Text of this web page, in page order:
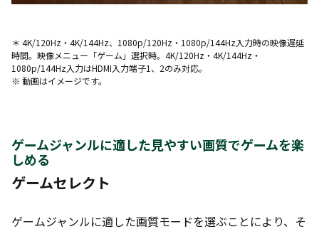
＊ 4K/120Hz・4K/144Hz、1080p/120Hz・1080p/144Hz入力時の映像遅延
時間。映像メニュー「ゲーム」選択時。4K/120Hz・4K/144Hz・
1080p/144Hz入力はHDMI入力端子1、2のみ対応。
※ 動画はイメージです。
ゲームジャンルに適した見やすい画質でゲームを楽
しめる
ゲームセレクト
ゲームジャンルに適した画質モードを選ぶことにより、そ